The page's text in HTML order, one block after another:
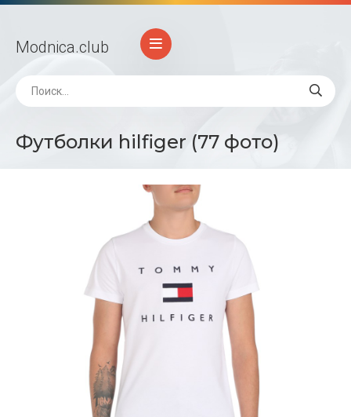
Modnica.club
Футболки hilfiger (77 фото)